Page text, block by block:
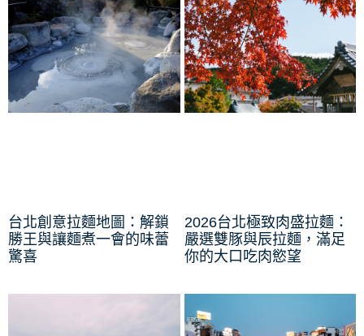
台北創意拉麵地圖：解鎖
勝王與讓麵煮一會的味蕾
驚喜
2026台北極致肉盛拉麵：
嚴選雙豚與辰拉麵，滿足
你的大口吃肉慾望